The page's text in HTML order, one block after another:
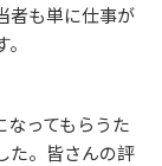
者も単に仕事が
なってもらうた
た。皆さんの評